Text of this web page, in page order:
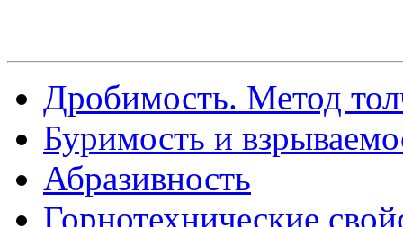
Дробимость. Метод
Буримость и
Абразивность
Горнотехнические